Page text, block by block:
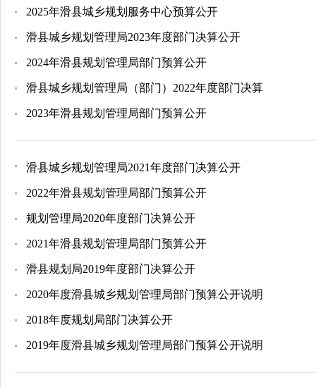
2025年滑县城乡规划服务中心预算公开
滑县城乡规划管理局2023年度部门决算公开
2024年滑县规划管理局部门预算公开
滑县城乡规划管理局（部门）2022年度部门决算
2023年滑县规划管理局部门预算公开
滑县城乡规划管理局2021年度部门决算公开
2022年滑县规划管理局部门预算公开
规划管理局2020年度部门决算公开
2021年滑县规划管理局部门预算公开
滑县规划局2019年度部门决算公开
2020年度滑县城乡规划管理局部门预算公开说明
2018年度规划局部门决算公开
2019年度滑县城乡规划管理局部门预算公开说明